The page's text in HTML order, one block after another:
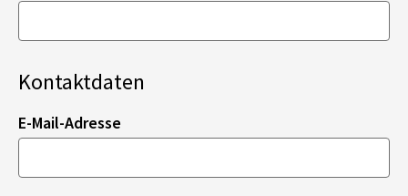
Kontaktdaten
E-Mail-Adresse